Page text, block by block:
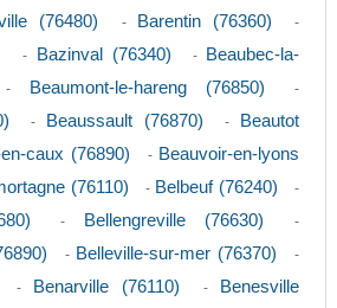
(76480) - Barentin (76360) -
- Bazinval (76340) -
Beaubec-la-
Beaumont-le-hareng (76850) -
- Beaussault (76870) -
Beautot
caux (76890) - Beauvoir-en-lyons
(76110) - Belbeuf (76240) -
- Bellengreville (76630) -
- Belleville-sur-mer (76370) -
- Benarville (76110) -
Benesville